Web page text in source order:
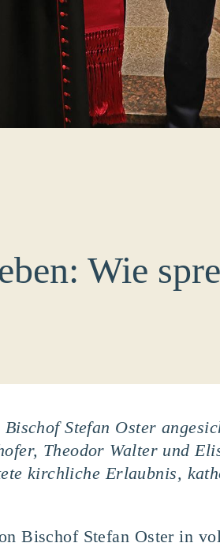
Wie
Stefan Oster
Theodor Walter und
kirchliche Erlaubnis,
Bischof Stefan Oster in